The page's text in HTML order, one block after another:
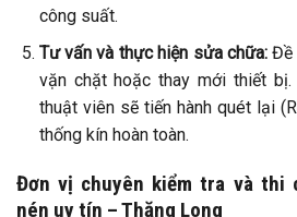
công suất.
Tư vấn và thực hiện sửa chữa:Đề
vặn chặt hoặc thay mới thiết
thuật viên sẽ tiến hành quét lại
thống kín hoàn toàn.
Đơn vị chuyên kiểm tra và thi
nén uy tín – Thăng Long